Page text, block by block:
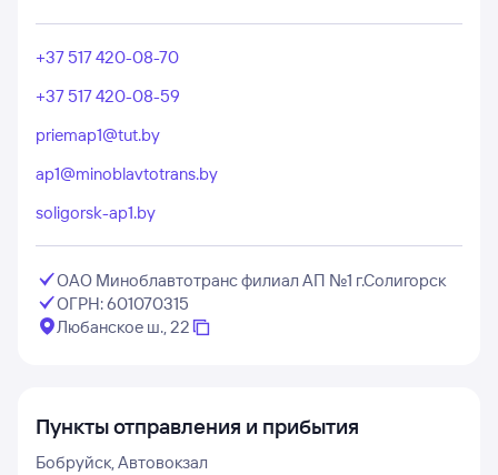
+37 517 420-08-70
+37 517 420-08-59
priemap1@tut.by
ap1@minoblavtotrans.by
soligorsk-ap1.by
ОАО Миноблавтотранс филиал АП №1 г.Солигорск
ОГРН: 601070315
Любанское ш., 22
Пункты отправления и прибытия
Бобруйск, Автовокзал